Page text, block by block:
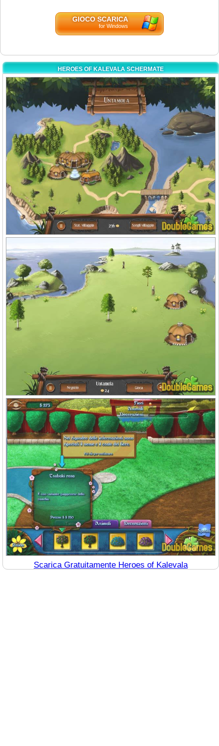
GIOCO SCARICA
for Windows
HEROES OF KALEVALA SCHERMATE
Scarica Gratuitamente Heroes of Kalevala